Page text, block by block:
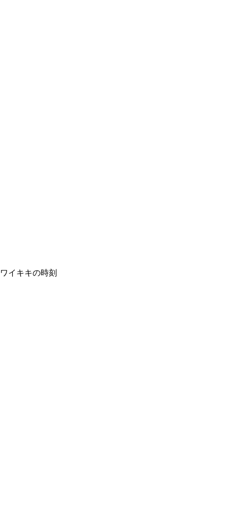
ワイキキの時刻